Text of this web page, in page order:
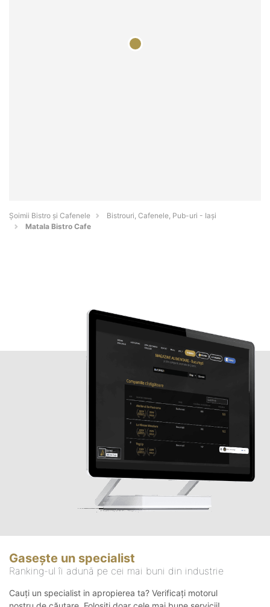
Șoimii Bistro și Cafenele
Bistrouri, Cafenele, Pub-uri - Iaşi
Matala Bistro Cafe
Gasește un specialist
Ranking-ul îi adună pe cei mai buni din industrie
Cauți un specialist in apropierea ta? Verificați motorul